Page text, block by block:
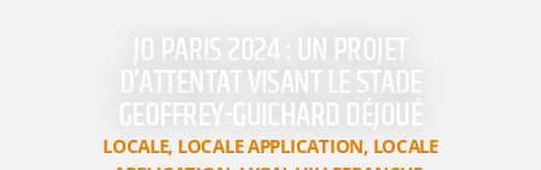
JO PARIS 2024 : UN PROJET
D’ATTENTAT VISANT LE STADE
GEOFFREY-GUICHARD DÉJOUÉ
LOCALE, LOCALE APPLICATION, LOCALE